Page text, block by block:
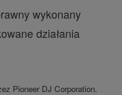
wykonany
działania
Pioneer DJ Corporation.